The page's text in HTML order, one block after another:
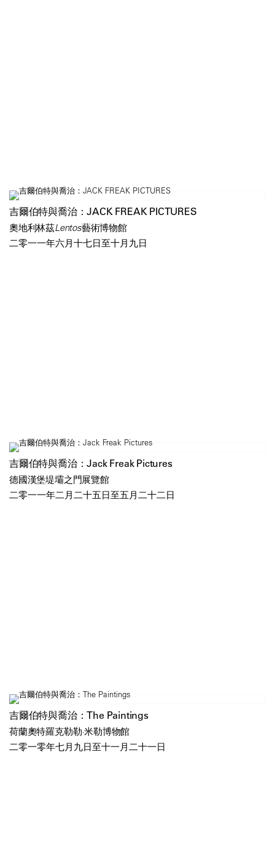
吉爾伯特與喬治：JACK FREAK PICTURES
奧地利林茲Lentos藝術博物館
二零一一年六月十七日至十月九日
吉爾伯特與喬治：Jack Freak Pictures
德國漢堡堤壩之門展覽館
二零一一年二月二十五日至五月二十二日
吉爾伯特與喬治：The Paintings
荷蘭奧特羅克勒勒·米勒博物館
二零一零年七月九日至十一月二十一日